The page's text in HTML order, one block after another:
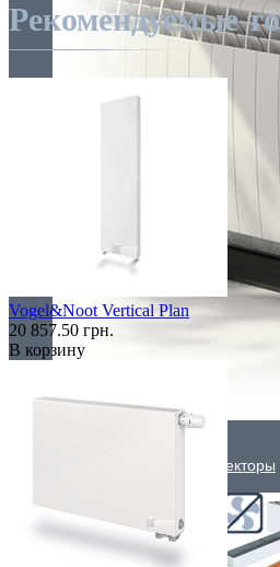
Внутрипольные конвекторы
Рекомендуемые
Vogel&Noot Vertical Plan
20 857.50 грн.
В корзину